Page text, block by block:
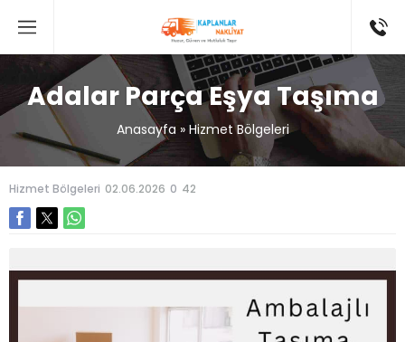
Adalar Parça Eşya Taşıma
Anasayfa » Hizmet Bölgeleri
Hizmet Bölgeleri 02.06.2026 0 42